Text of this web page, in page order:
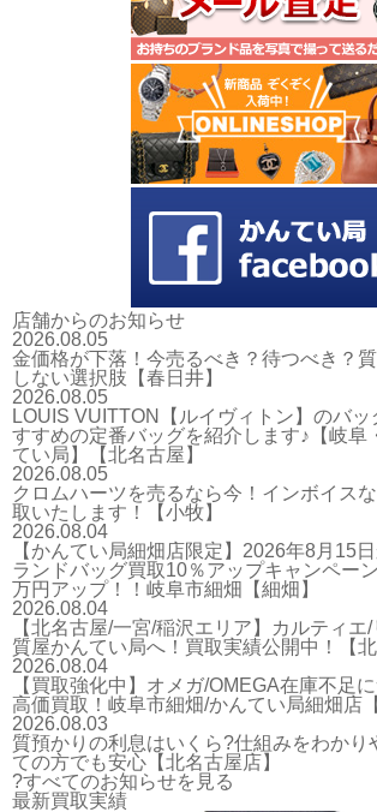
店舗からのお知らせ
2026.08.05
金価格が下落！今売るべき？待つべき？
しない選択肢【春日井】
2026.08.05
LOUIS VUITTON【ルイヴィトン】のバ
すすめの定番バッグを紹介します♪【岐阜
てい局】【北名古屋】
2026.08.05
クロムハーツを売るなら今！インボイス
取いたします！【小牧】
2026.08.04
【かんてい局細畑店限定】2026年8月15
ランドバッグ買取10％アップキャンペー
万円アップ！！岐阜市細畑【細畑】
2026.08.04
【北名古屋/一宮/稲沢エリア】カルティエ
質屋かんてい局へ！買取実績公開中！【北
2026.08.04
【買取強化中】オメガ/OMEGA在庫不足
高価買取！岐阜市細畑/かんてい局細畑店
2026.08.03
質預かりの利息はいくら?仕組みをわかり
ての方でも安心【北名古屋店】
?すべてのお知らせを見る
最新買取実績